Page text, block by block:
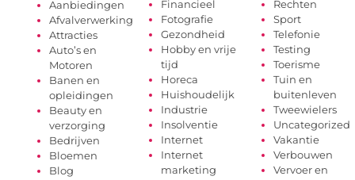
Aanbiedingen
Afvalverwerking
Attracties
Auto’s en
Motoren
Banen en
opleidingen
Beauty en
verzorging
Bedrijven
Bloemen
Blog
Financieel
Fotografie
Gezondheid
Hobby en vrije
tijd
Horeca
Huishoudelijk
Industrie
Insolventie
Internet
Internet
marketing
Rechten
Sport
Telefonie
Testing
Toerisme
Tuin en
buitenleven
Tweewielers
Uncategorized
Vakantie
Verbouwen
Vervoer en